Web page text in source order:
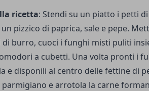
ricetta: Stendi su un piatto i petti
pizzico di paprica, sale e pepe.
di burro, cuoci i funghi misti puliti
a cubetti. Una volta pronti i
e disponili al centro delle fettine di
parmigiano e arrotola la carne